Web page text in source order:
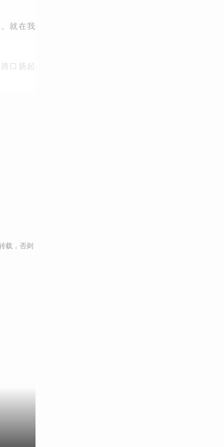
就在我
口扬起
载，否则